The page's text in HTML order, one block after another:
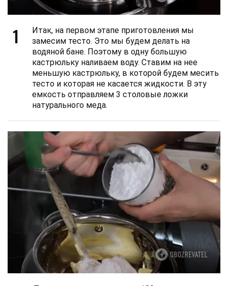
1
Итак, на первом этапе приготовления мы
замесим тесто. Это мы будем делать на
водяной бане. Поэтому в одну большую
кастрюльку наливаем воду. Ставим на нее
меньшую кастрюльку, в которой будем месить
тесто и которая не касается жидкости. В эту
емкость отправляем 3 столовые ложки
натурального меда.